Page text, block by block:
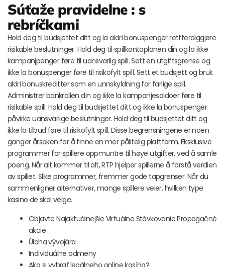
Súťaže pravidelne : s
rebríčkami
Hold deg til budsjettet ditt og la aldri bonuspenger rettferdiggjøre
risikable beslutninger. Hold deg til spillkontoplanen din og la ikke
kampanjpenger føre til uansvarlig spill. Sett en utgiftsgrense og
ikke la bonuspenger føre til risikofylt spill. Sett et budsjett og bruk
aldri bonuskreditter som en unnskyldning for farlige spill.
Administrer bankrollen din og ikke la kampanjesaldoer føre til
risikable spill. Hold deg til budsjettet ditt og ikke la bonuspenger
påvirke uansvarlige beslutninger. Hold deg til budsjettet ditt og
ikke la tilbud føre til risikofylt spill. Disse begrensningene er noen
ganger årsaken for å finne en mer pålitelig plattform. Eksklusive
programmer for spillere oppmuntre til høye utgifter, ved å samle
poeng. Når alt kommer til alt, RTP hjelper spillerne å forstå verdien
av spillet. Slike programmer, fremmer gode tapgrenser. Når du
sammenligner alternativer, mange spillere veier, hvilken type
kasino de skal velge.
Objavte Najaktuálnejšie Virtuálne Stávkovanie Propagačné
akcie
Úloha vývojára
Individuálne odmeny
Ako si vybrať legálneho online kasína?